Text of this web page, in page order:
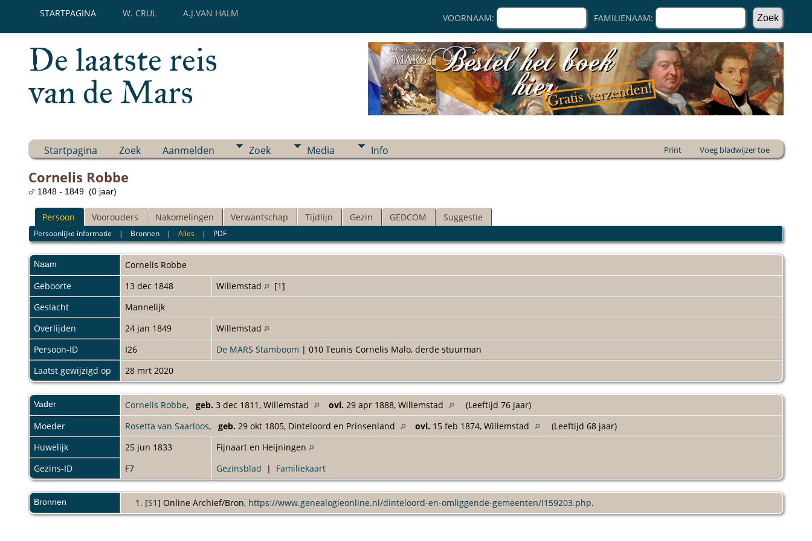
STARTPAGINA W. CRUL A.J.VAN HALM VOORNAAM: FAMILIENAAM:
De laatste reis
van de Mars
Startpagina Zoek Aanmelden Zoek Media Info Print Voeg bladwijzer toe
Cornelis Robbe
1848 - 1849 (0 jaar)
Persoon Voorouders Nakomelingen Verwantschap Tijdlijn Gezin GEDCOM Suggestie
Persoonlijke informatie | Bronnen |Alles | PDF
Naam Cornelis Robbe
Geboorte
13 dec 1848 Willemstad [1]
Geslacht
Mannelijk
Overlijden
24 jan 1849
Willemstad
Persoon-ID
I26 De MARS Stamboom | 010 Teunis Cornelis Malo, derde stuurman
Laatst gewijzigd op
28 mrt 2020
Vader Cornelis Robbe, geb. 3 dec 1811, Willemstad ovl. 29 apr 1888, Willemstad
(Leeftijd 76 jaar)
Moeder
Rosetta van Saarloos, geb. 29 okt 1805, Dinteloord en Prinsenland ovl. 15 feb 1874, Willemstad
(Leeftijd 68 jaar)
Huwelijk
25 jun 1833
Fijnaart en Heijningen
Gezins-ID
F7 Gezinsblad | Familiekaart
Bronnen [S1] Online Archief/Bron, https://www.genealogieonline.nl/dinteloord-en-omliggende-gemeenten/I159203.php.